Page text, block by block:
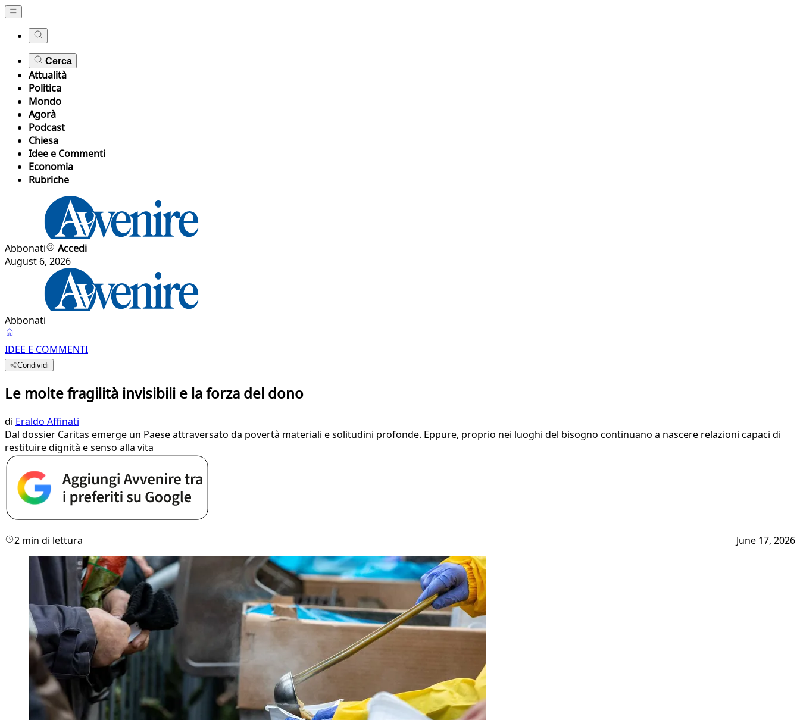
Cerca
Attualità
Politica
Mondo
Agorà
Podcast
Chiesa
Idee e Commenti
Economia
Rubriche
Abbonati
Accedi
August 6, 2026
Abbonati
IDEE E COMMENTI
Condividi
Le molte fragilità invisibili e la forza del dono
di Eraldo Affinati
Dal dossier Caritas emerge un Paese attraversato da povertà materiali e solitudini profonde. Eppure, proprio nei luoghi del bisogno continuano a nascere relazioni capaci di
restituire dignità e senso alla vita
2 min di lettura June 17, 2026